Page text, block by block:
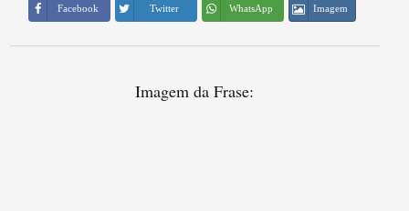
Facebook Twitter WhatsApp Imagem
Imagem da Frase: